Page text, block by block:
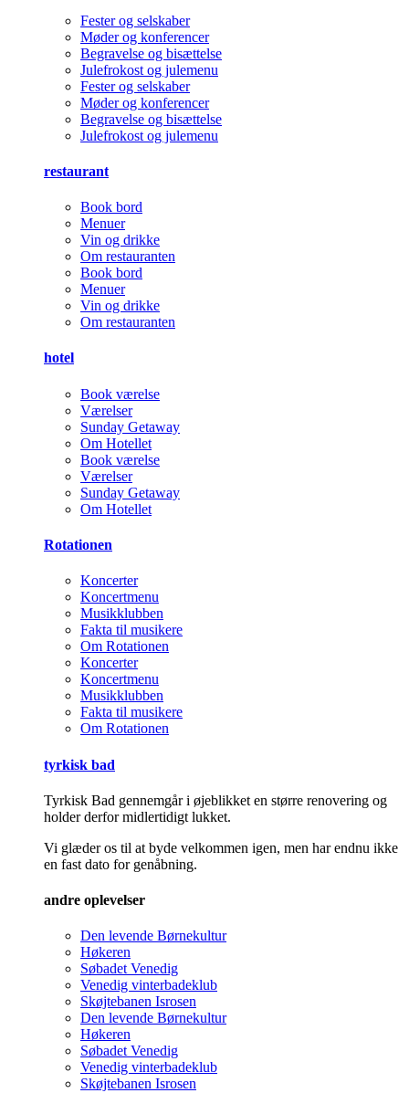
Fester og selskaber
Møder og konferencer
Begravelse og bisættelse
Julefrokost og julemenu
Fester og selskaber
Møder og konferencer
Begravelse og bisættelse
Julefrokost og julemenu
restaurant
Book bord
Menuer
Vin og drikke
Om restauranten
Book bord
Menuer
Vin og drikke
Om restauranten
hotel
Book værelse
Værelser
Sunday Getaway
Om Hotellet
Book værelse
Værelser
Sunday Getaway
Om Hotellet
Rotationen
Koncerter
Koncertmenu
Musikklubben
Fakta til musikere
Om Rotationen
Koncerter
Koncertmenu
Musikklubben
Fakta til musikere
Om Rotationen
tyrkisk bad
Tyrkisk Bad gennemgår i øjeblikket en større renovering og
holder derfor midlertidigt lukket.
Vi glæder os til at byde velkommen igen, men har endnu ikke
en fast dato for genåbning.
andre oplevelser
Den levende Børnekultur
Høkeren
Søbadet Venedig
Venedig vinterbadeklub
Skøjtebanen Isrosen
Den levende Børnekultur
Høkeren
Søbadet Venedig
Venedig vinterbadeklub
Skøjtebanen Isrosen